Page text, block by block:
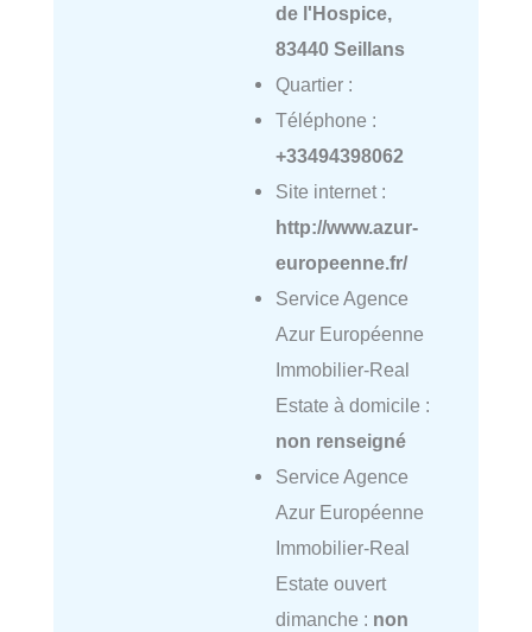
de l'Hospice,
83440 Seillans
Quartier :
Téléphone :
+33494398062
Site internet :
http://www.azur-
europeenne.fr/
Service Agence
Azur Européenne
Immobilier-Real
Estate à domicile :
non renseigné
Service Agence
Azur Européenne
Immobilier-Real
Estate ouvert
dimanche : non